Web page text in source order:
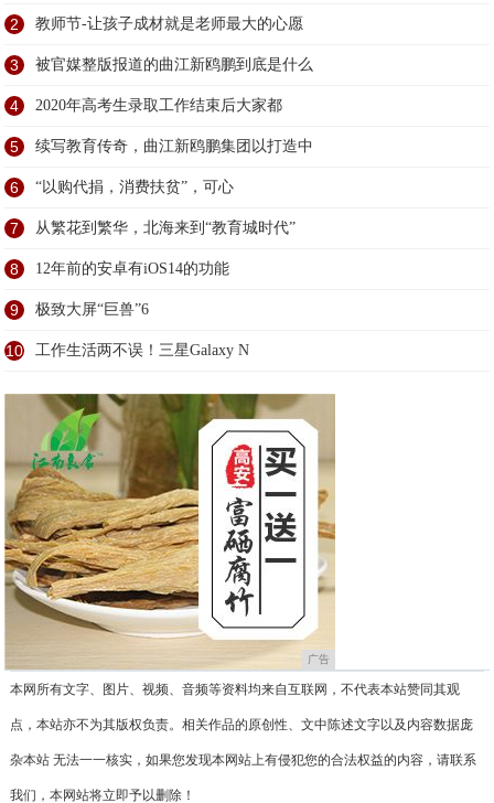
2 教师节-让孩子成材就是老师最大的心愿
3 被官媒整版报道的曲江新鸥鹏到底是什么
4 2020年高考生录取工作结束后大家都
5 续写教育传奇，曲江新鸥鹏集团以打造中
6 “以购代捐，消费扶贫”，可心
7 从繁花到繁华，北海来到“教育城时代”
8 12年前的安卓有iOS14的功能
9 极致大屏“巨兽”6
10 工作生活两不误！三星Galaxy N
广告
本网所有文字、图片、视频、音频等资料均来自互联网，不代表本站赞同其观
点，本站亦不为其版权负责。相关作品的原创性、文中陈述文字以及内容数据庞
杂本站 无法一一核实，如果您发现本网站上有侵犯您的合法权益的内容，请联系
我们，本网站将立即予以删除！